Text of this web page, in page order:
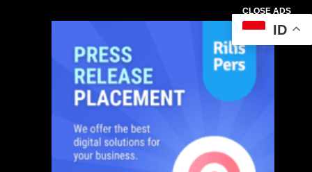
CLOSE ADS
ID